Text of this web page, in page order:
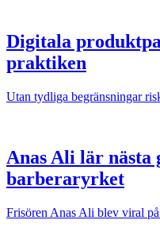
Digitala
praktiken
Utan tydliga begränsningar
Anas Ali lär nästa
barberaryrket
Frisören Anas Ali blev viral